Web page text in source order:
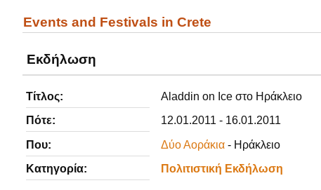
Events and Festivals in Crete
Εκδήλωση
Τίτλος: Aladdin on Ice στο Ηράκλειο
Πότε: 12.01.2011 - 16.01.2011
Που: Δύο Αοράκια - Ηράκλειο
Κατηγορία: Πολιτιστική Εκδήλωση